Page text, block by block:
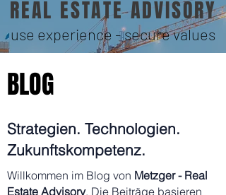
use experience - secure values
REAL ESTATE ADVISORY
BLOG
Strategien. Technologien.
Zukunftskompetenz.
Willkommen im Blog von Metzger - Real
Estate Advisory. Die Beiträge basieren